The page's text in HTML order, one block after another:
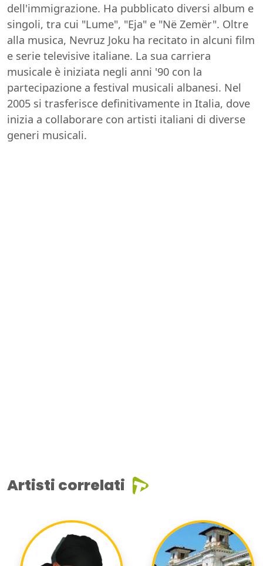
dell'immigrazione. Ha pubblicato diversi album e
singoli, tra cui "Lume", "Eja" e "Në Zemër". Oltre
alla musica, Nevruz Joku ha recitato in alcuni film
e serie televisive italiane. La sua carriera
musicale è iniziata negli anni '90 con la
partecipazione a festival musicali albanesi. Nel
2005 si trasferisce definitivamente in Italia, dove
inizia a collaborare con artisti italiani di diverse
generi musicali.
Artisti correlati